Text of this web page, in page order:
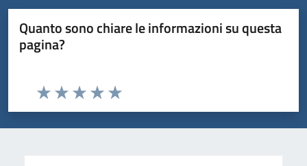
Quanto sono chiare le informazioni su questa
pagina?
Valuta da 1 a 5 stelle la pagina
Valuta 5 stelle su 5
Valuta 4 stelle su 5
Valuta 3 stelle su 5
Valuta 2 stelle su 5
Valuta 1 stelle su 5